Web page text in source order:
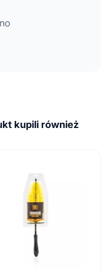
kupili również